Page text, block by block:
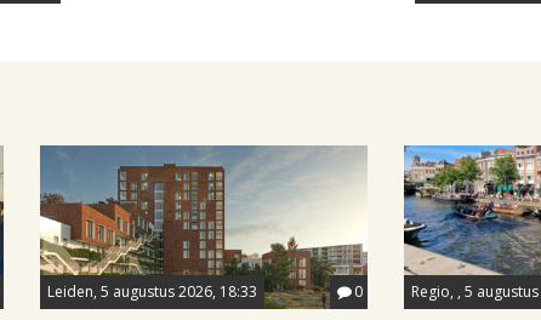
Leiden, 5 augustus 2026, 18:33 0 Regio, , 5